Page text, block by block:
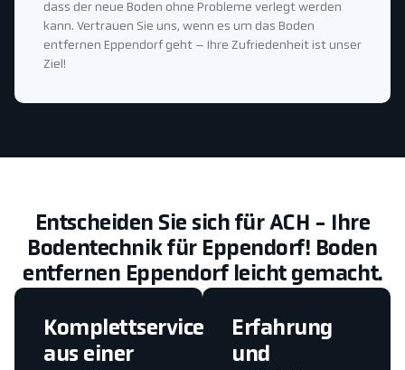
dass der neue Boden ohne Probleme verlegt werden
kann. Vertrauen Sie uns, wenn es um das Boden
entfernen Eppendorf geht – Ihre Zufriedenheit ist unser
Ziel!
Entscheiden Sie sich für ACH - Ihre
Bodentechnik für Eppendorf! Boden
entfernen Eppendorf leicht gemacht.
Erfahrung
und
Komplettservice
aus einer